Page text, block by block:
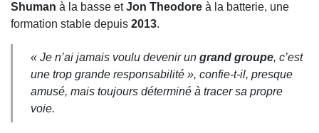
Shuman à la basse etJon Theodore à la batterie, une
formation stable depuis 2013.
« Je n’ai jamais voulu devenir un grand groupe, c’est
une trop grande responsabilité », confie-t-il, presque
amusé, mais toujours déterminé à tracer sa propre
voie.